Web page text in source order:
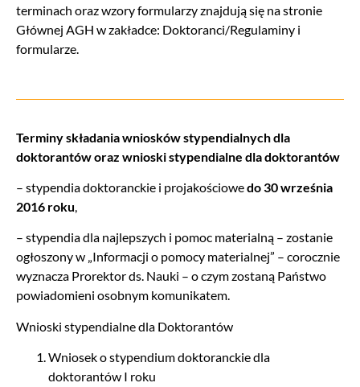
terminach oraz wzory formularzy znajdują się na stronie
Głównej AGH w zakładce: Doktoranci/Regulaminy i
formularze.
Terminy składania wniosków stypendialnych dla
doktorantów oraz wnioski stypendialne dla doktorantów
– stypendia doktoranckie i projakościowedo 30 września
2016 roku,
– stypendia dla najlepszych i pomoc materialną – zostanie
ogłoszony w „Informacji o pomocy materialnej” – corocznie
wyznacza Prorektor ds. Nauki – o czym zostaną Państwo
powiadomieni osobnym komunikatem.
Wnioski stypendialne dla Doktorantów
Wniosek o stypendium doktoranckie dla
doktorantów I roku